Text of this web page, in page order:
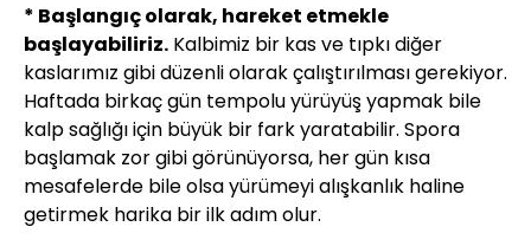
* Başlangıç olarak, hareket etmekle
başlayabiliriz. Kalbimiz bir kas ve tıpkı diğer
kaslarımız gibi düzenli olarak çalıştırılması gerekiyor.
Haftada birkaç gün tempolu yürüyüş yapmak bile
kalp sağlığı için büyük bir fark yaratabilir. Spora
başlamak zor gibi görünüyorsa, her gün kısa
mesafelerde bile olsa yürümeyi alışkanlık haline
getirmek harika bir ilk adım olur.